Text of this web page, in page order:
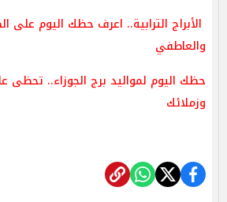
الأبراج الترابية.. اعرف حظك اليوم على
والعاطفي
حظك اليوم لمواليد برج الجوزاء.. تحظى
وزملائك